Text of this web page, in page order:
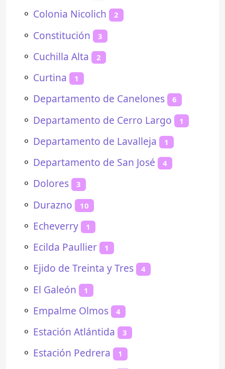
⚬ Colonia Nicolich 2
⚬ Constitución 3
⚬ Cuchilla Alta 2
⚬ Curtina 1
⚬ Departamento de Canelones 6
⚬ Departamento de Cerro Largo 1
⚬ Departamento de Lavalleja 1
⚬ Departamento de San José 4
⚬ Dolores 3
⚬ Durazno 10
⚬ Echeverry 1
⚬ Ecilda Paullier 1
⚬ Ejido de Treinta y Tres 4
⚬ El Galeón 1
⚬ Empalme Olmos 4
⚬ Estación Atlántida 3
⚬ Estación Pedrera 1